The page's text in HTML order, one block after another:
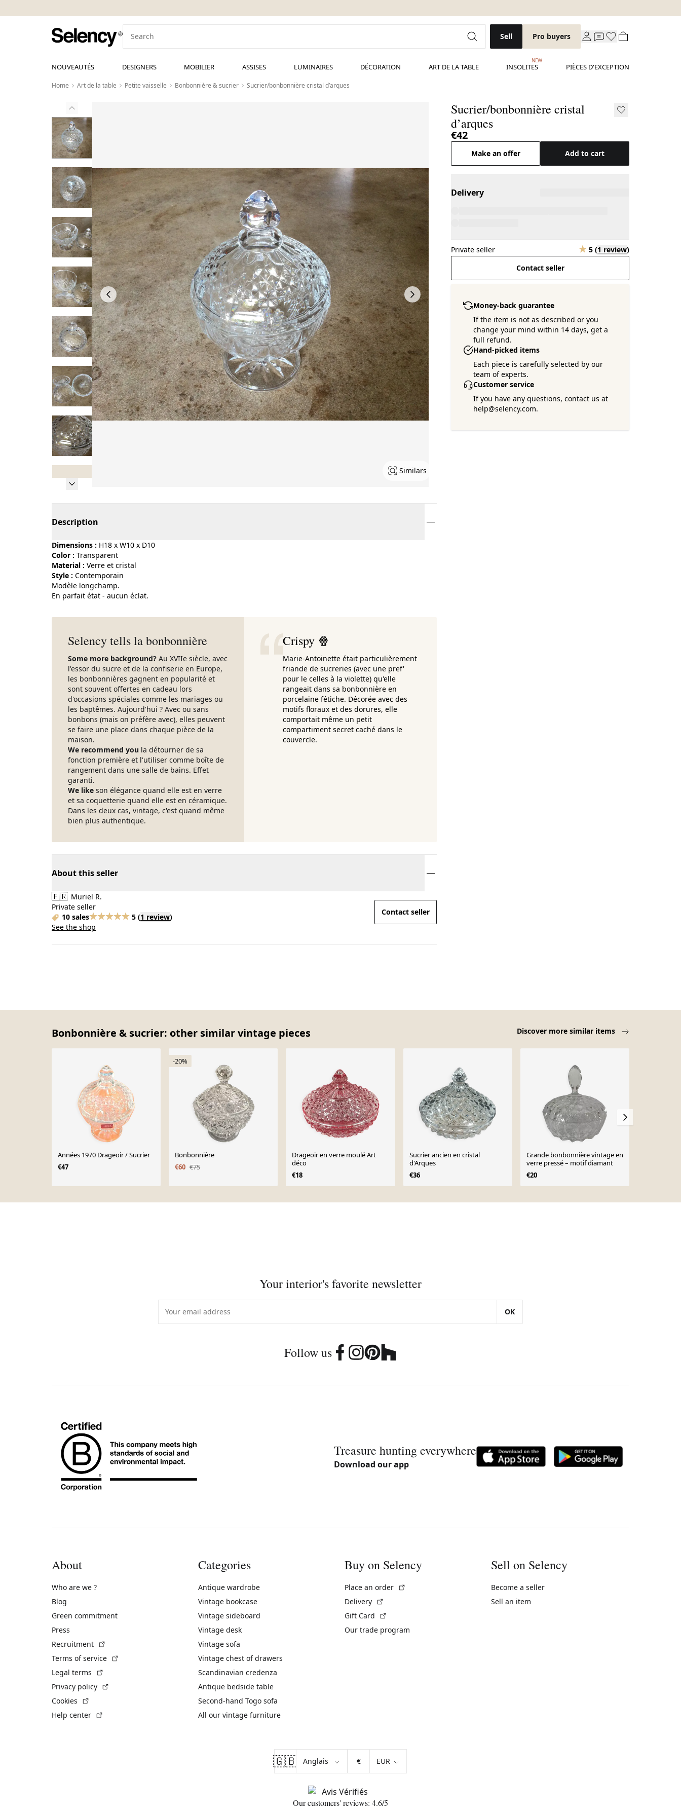
Sell Pro buyers
NOUVEAUTÉS DESIGNERS MOBILIER ASSISES LUMINAIRES DÉCORATION ART DE LA TABLE INSOLITES
NEW
PIÈCES D'EXCEPTION
Home Art de la table Petite vaisselle Bonbonnière & sucrier Sucrier/bonbonnière cristal d’arques
Similars
Sucrier/bonbonnière cristal
d’arques
€42
Make an offer Add to cart
Delivery
Private seller 5 (1 review)
Contact seller
Money-back guarantee
If the item is not as described or you
change your mind within 14 days, get a
full refund.
Hand-picked items
Each piece is carefully selected by our
team of experts.
Customer service
If you have any questions, contact us at
help@selency.com.
Description
Dimensions : H18 x W10 x D10
Color :
transparent
Material :
verre et cristal
Style :
contemporain
Modèle longchamp.
En parfait état - aucun éclat.
Selency tells la bonbonnière
Some more background? Au XVIIe siècle, avec
l'essor du sucre et de la confiserie en Europe,
les bonbonnières gagnent en popularité et
sont souvent offertes en cadeau lors
d'occasions spéciales comme les mariages ou
les baptêmes. Aujourd'hui ? Avec ou sans
bonbons (mais on préfère avec), elles peuvent
se faire une place dans chaque pièce de la
maison.
We recommend you la détourner de sa
fonction première et l'utiliser comme boîte de
rangement dans une salle de bains. Effet
garanti.
We like son élégance quand elle est en verre
et sa coquetterie quand elle est en céramique.
Dans les deux cas, vintage, c'est quand même
bien plus authentique.
Crispy 🍿
Marie-Antoinette était particulièrement
friande de sucreries (avec une pref'
pour le celles à la violette) qu'elle
rangeait dans sa bonbonnière en
porcelaine fétiche. Décorée avec des
motifs floraux et des dorures, elle
comportait même un petit
compartiment secret caché dans le
couvercle.
About this seller
🇫🇷 Muriel R.
Private seller
10 sales
5 (1 review)
See the shop
Contact seller
Bonbonnière & sucrier: other similar vintage pieces Discover more similar items
Années 1970 Drageoir / Sucrier
€47
-20%
Bonbonnière
€60 €75
Drageoir en verre moulé Art
déco
€18
Sucrier ancien en cristal
d'Arques
€36
Grande bonbonnière vintage en
verre pressé – motif diamant
€20
Your interior's favorite newsletter
OK
Follow us
Treasure hunting everywhere
Download our app
About
Who are we ?
Blog
Green commitment
Press
Recruitment
Terms of service
Legal terms
Privacy policy
Cookies
Help center
Categories
Antique wardrobe
Vintage bookcase
Vintage sideboard
Vintage desk
Vintage sofa
Vintage chest of drawers
Scandinavian credenza
Antique bedside table
Second-hand Togo sofa
All our vintage furniture
Buy on Selency
Place an order
Delivery
Gift Card
Our trade program
Sell on Selency
Become a seller
Sell an item
🇬🇧 €
Our customers' reviews: 4.6/5